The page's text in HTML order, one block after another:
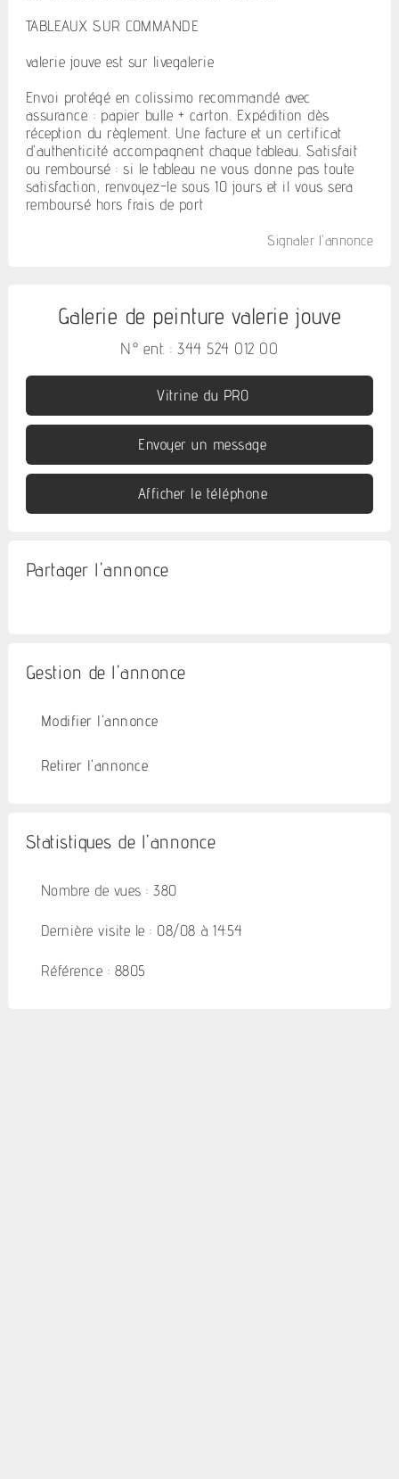
TABLEAUX SUR COMMANDE
valerie jouve est sur livegalerie
Envoi protégé en colissimo recommandé avec
assurance. : papier bulle + carton. Expédition dès
réception du règlement. Une facture et un certificat
d'authenticité accompagnent chaque tableau. Satisfait
ou remboursé : si le tableau ne vous donne pas toute
satisfaction, renvoyez-le sous 10 jours et il vous sera
remboursé hors frais de port
Signaler l'annonce
Galerie de peinture valerie jouve
N° ent. : 344 524 012 00
Vitrine du PRO
Envoyer un message
Afficher le téléphone
Partager l'annonce
Gestion de l'annonce
Modifier l'annonce
Retirer l'annonce
Statistiques de l'annonce
Nombre de vues : 380
Dernière visite le : 08/08 à 14:54
Référence : 8805